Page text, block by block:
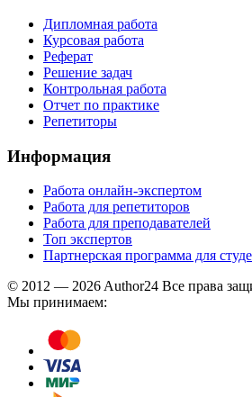
Дипломная работа
Курсовая работа
Реферат
Решение задач
Контрольная работа
Отчет по практике
Репетиторы
Информация
Работа онлайн-экспертом
Работа для репетиторов
Работа для преподавателей
Топ экспертов
Партнерская программа для
© 2012 — 2026 Author24 Все права
Мы принимаем: